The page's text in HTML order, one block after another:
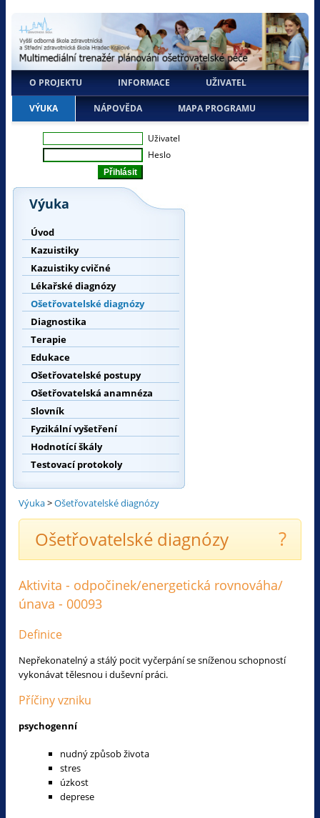
O PROJEKTU INFORMACE UŽIVATEL
VÝUKA NÁPOVĚDA MAPA PROGRAMU
Uživatel
Heslo
Výuka
Úvod
Kazuistiky
Kazuistiky cvičné
Lékařské diagnózy
Ošetřovatelské diagnózy
Diagnostika
Terapie
Edukace
Ošetřovatelské postupy
Ošetřovatelská anamnéza
Slovník
Fyzikální vyšetření
Hodnotící škály
Testovací protokoly
Výuka>Ošetřovatelské diagnózy
Ošetřovatelské diagnózy ?
Aktivita - odpočinek/energetická rovnováha/
únava - 00093
Definice
Nepřekonatelný a stálý pocit vyčerpání se sníženou schopností
vykonávat tělesnou i duševní práci.
Příčiny vzniku
psychogenní
nudný způsob života
stres
úzkost
deprese